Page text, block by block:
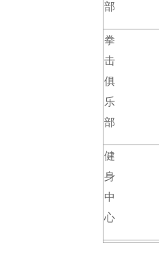
部
拳
击
俱
乐
部
健
身
中
心